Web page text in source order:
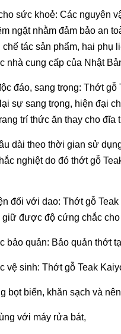
sức khoẻ: Các nguyên
ngặt nhằm đảm bảo an
chế tác sản phẩm, hai phụ
nhà cung cấp của Nhật
đáo, sang trọng: Thớt
sự sang trọng, hiện đại
trí thức ăn thay cho
dài theo thời gian sử
nghiệt do đó thớt gỗ
đối với dao: Thớt gỗ
được độ cứng chắc
bảo quản: Bảo quản thớt
vệ sinh: Thớt gỗ Teak
bọt biển, khăn sạch và
với máy rửa bát,